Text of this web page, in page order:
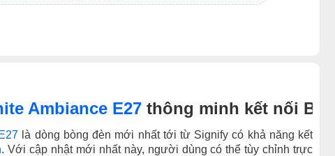
Ambiance E27 thông minh kết nối
là dòng bòng đèn mới nhất tới từ Signify có khả năng kết
. Với cập nhật mới nhất này, người dùng có thể tùy chỉnh trực